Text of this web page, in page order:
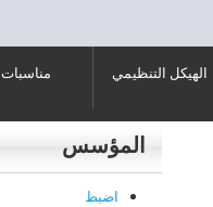
الهيكل التنظيمي مناسبات
المؤسس
اضبط